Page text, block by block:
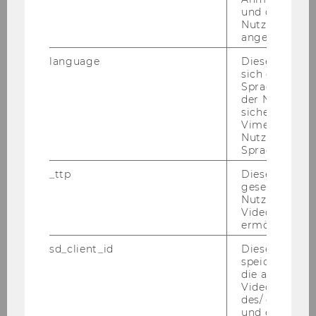
und ob sich
Nutzer*in
angemeldet
language
Dieses
sich die
der
Vimeo in der
Nutzer
Sprache
_ttp
Dieser
gesetzt, um
Nutzung des
Videoplayers
ermöglichen
sd_client_id
Dieses Cookie
speichert
die aktuellen
des/ der
und einen